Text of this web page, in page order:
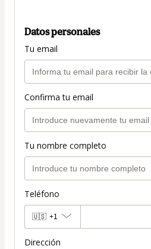
Datos personales
Tu email
Confirma tu email
Tu nombre completo
Teléfono
🇺🇸 +1
Dirección